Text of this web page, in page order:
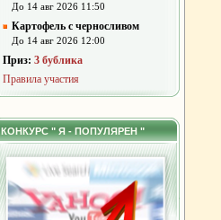
До 14 авг 2026 11:50
Картофель с черносливом
До 14 авг 2026 12:00
Приз: 3 бублика
Правила участия
КОНКУРС " Я - ПОПУЛЯРЕН "